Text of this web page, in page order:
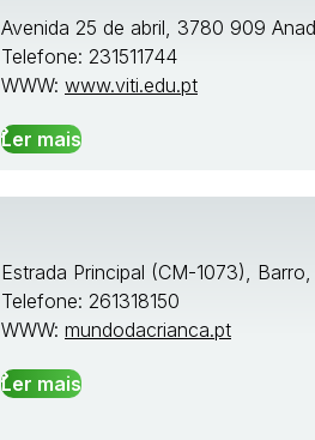
Avenida 25 de abril, 3780 909
Telefone: 231511744
WWW: www.viti.edu.pt
Ler mais
Estrada Principal (CM-1073),
Telefone: 261318150
WWW: mundodacrianca.pt
Ler mais